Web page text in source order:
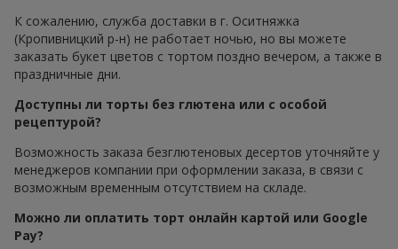
К сожалению, служба доставки в г. Оситняжка
(Кропивницкий р-н) не работает ночью, но вы можете
заказать букет цветов с тортом поздно вечером, а также в
праздничные дни.
Доступны ли торты без глютена или с особой
рецептурой?
Возможность заказа безглютеновых десертов уточняйте у
менеджеров компании при оформлении заказа, в связи с
возможным временным отсутствием на складе.
Можно ли оплатить торт онлайн картой или Google
Pay?